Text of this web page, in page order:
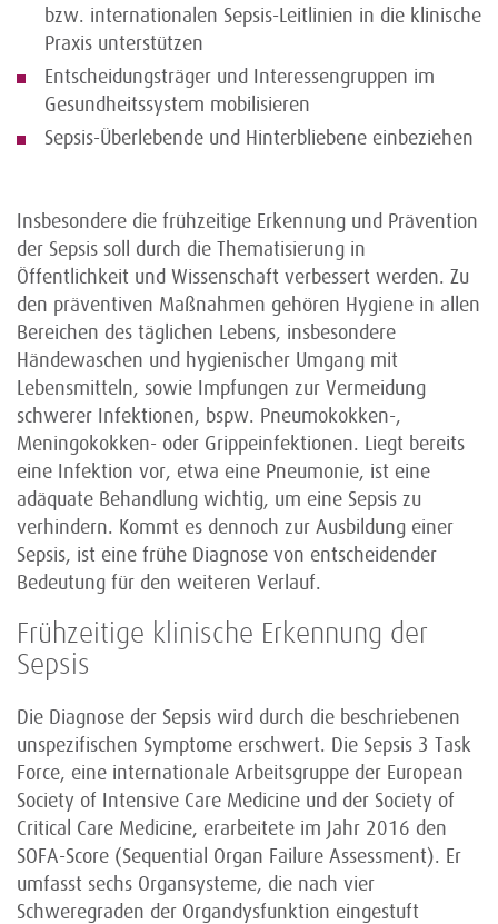
bzw. internationalen Sepsis-Leitlinien in die klinische
Praxis unterstützen
Entscheidungsträger und Interessengruppen im
Gesundheitssystem mobilisieren
Sepsis-Überlebende und Hinterbliebene einbeziehen
Insbesondere die frühzeitige Erkennung und Prävention
der Sepsis soll durch die Thematisierung in
Öffentlichkeit und Wissenschaft verbessert werden. Zu
den präventiven Maßnahmen gehören Hygiene in allen
Bereichen des täglichen Lebens, insbesondere
Händewaschen und hygienischer Umgang mit
Lebensmitteln, sowie Impfungen zur Vermeidung
schwerer Infektionen, bspw. Pneumokokken-,
Meningokokken- oder Grippeinfektionen. Liegt bereits
eine Infektion vor, etwa eine Pneumonie, ist eine
adäquate Behandlung wichtig, um eine Sepsis zu
verhindern. Kommt es dennoch zur Ausbildung einer
Sepsis, ist eine frühe Diagnose von entscheidender
Bedeutung für den weiteren Verlauf.
Frühzeitige klinische Erkennung der
Sepsis
Die Diagnose der Sepsis wird durch die beschriebenen
unspezifischen Symptome erschwert. Die Sepsis 3 Task
Force, eine internationale Arbeitsgruppe der European
Society of Intensive Care Medicine und der Society of
Critical Care Medicine, erarbeitete im Jahr 2016 den
SOFA-Score (Sequential Organ Failure Assessment). Er
umfasst sechs Organsysteme, die nach vier
Schweregraden der Organdysfunktion eingestuft